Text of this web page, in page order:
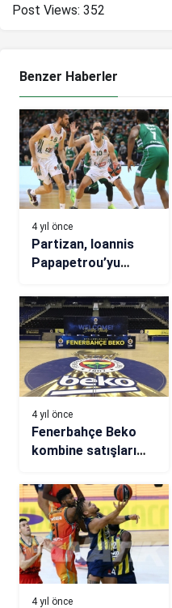
Post Views: 352
Benzer Haberler
4 yıl önce
Partizan, Ioannis
Papapetrou’yu
4 yıl önce
Fenerbahçe Beko
kombine satışları
4 yıl önce